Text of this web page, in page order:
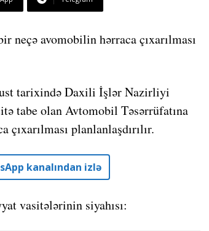
avomobilin hərraca çıxarılması
tarixində Daxili İşlər Nazirliyi
tabe olan Avtomobil Təsərrüfatına
planlanlaşdırılır.
kanalından izlə
vasitələrinin siyahısı: